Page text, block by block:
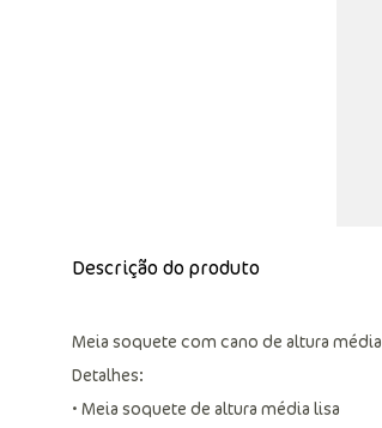
Descrição do produto
Meia soquete com cano de altura média
Detalhes:
• Meia soquete de altura média lisa